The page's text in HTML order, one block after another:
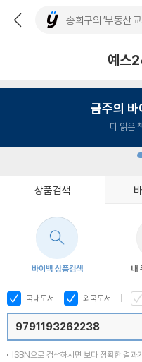
예스
금주의
다 읽은
상품검색
바이백 상품검색 내
국내도서 외국도서
ISBN으로 검색하시면 보다 정확한 결과